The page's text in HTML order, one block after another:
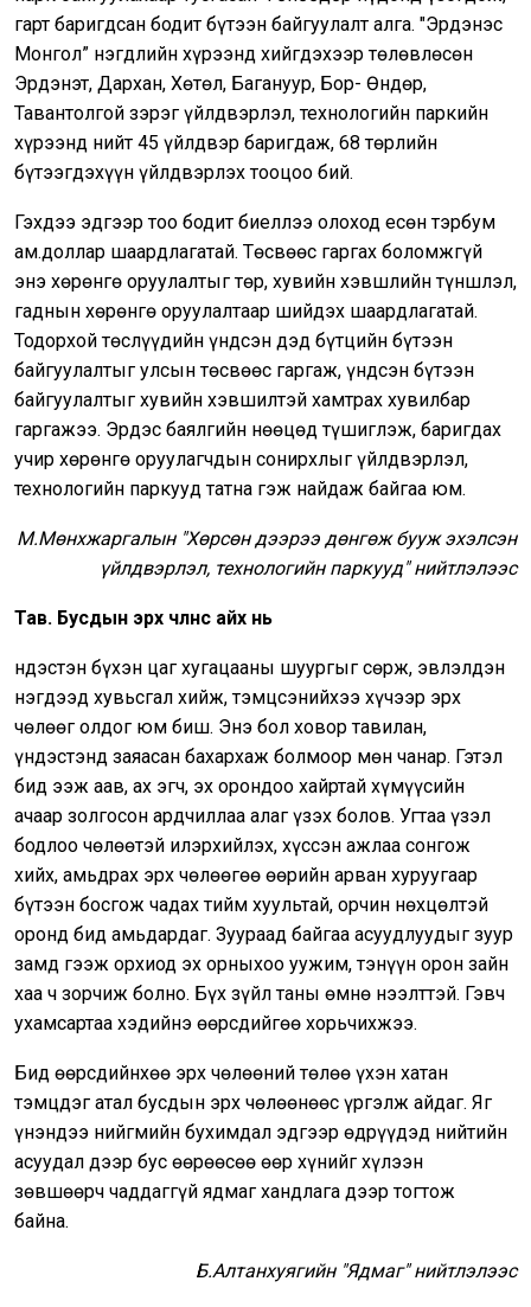
гарт баригдсан бодит бүтээн байгуулалт алга. "Эрдэнэс
Монгол” нэгдлийн хүрээнд хийгдэхээр төлөвлөсөн
Эрдэнэт, Дархан, Хөтөл, Багануур, Бор- Өндөр,
Тавантолгой зэрэг үйлдвэрлэл, технологийн паркийн
хүрээнд нийт 45 үйлдвэр баригдаж, 68 төрлийн
бүтээгдэхүүн үйлдвэрлэх тооцоо бий.
Гэхдээ эдгээр тоо бодит биеллээ олоход есөн тэрбум
ам.доллар шаардлагатай. Төсвөөс гаргах боломжгүй
энэ хөрөнгө оруулалтыг төр, хувийн хэвшлийн түншлэл,
гаднын хөрөнгө оруулалтаар шийдэх шаардлагатай.
Тодорхой төслүүдийн үндсэн дэд бүтцийн бүтээн
байгуулалтыг улсын төсвөөс гаргаж, үндсэн бүтээн
байгуулалтыг хувийн хэвшилтэй хамтрах хувилбар
гаргажээ. Эрдэс баялгийн нөөцөд түшиглэж, баригдах
учир хөрөнгө оруулагчдын сонирхлыг үйлдвэрлэл,
технологийн паркууд татна гэж найдаж байгаа юм.
М.Мөнхжаргалын "Хөрсөн дээрээ дөнгөж бууж эхэлсэн
үйлдвэрлэл, технологийн паркууд" нийтлэлээс
Тав. Бусдын эрх чөлөөнөөс айх нь
Үндэстэн бүхэн цаг хугацааны шуургыг сөрж, эвлэлдэн
нэгдээд хувьсгал хийж, тэмцсэнийхээ хүчээр эрх
чөлөөг олдог юм биш. Энэ бол ховор тавилан,
үндэстэнд заяасан бахархаж болмоор мөн чанар. Гэтэл
бид ээж аав, ах эгч, эх орондоо хайртай хүмүүсийн
ачаар золгосон ардчиллаа алаг үзэх болов. Угтаа үзэл
бодлоо чөлөөтэй илэрхийлэх, хүссэн ажлаа сонгож
хийх, амьдрах эрх чөлөөгөө өөрийн арван хуруугаар
бүтээн босгож чадах тийм хуультай, орчин нөхцөлтэй
оронд бид амьдардаг. Зуураад байгаа асуудлуудыг зуур
замд гээж орхиод эх орныхоо уужим, тэнүүн орон зайн
хаа ч зорчиж болно. Бүх зүйл таны өмнө нээлттэй. Гэвч
ухамсартаа хэдийнэ өөрсдийгөө хорьчихжээ.
Бид өөрсдийнхөө эрх чөлөөний төлөө үхэн хатан
тэмцдэг атал бусдын эрх чөлөөнөөс үргэлж айдаг. Яг
үнэндээ нийгмийн бухимдал эдгээр өдрүүдэд нийтийн
асуудал дээр бус өөрөөсөө өөр хүнийг хүлээн
зөвшөөрч чаддаггүй ядмаг хандлага дээр тогтож
байна.
Б.Алтанхуягийн "Ядмаг" нийтлэлээс